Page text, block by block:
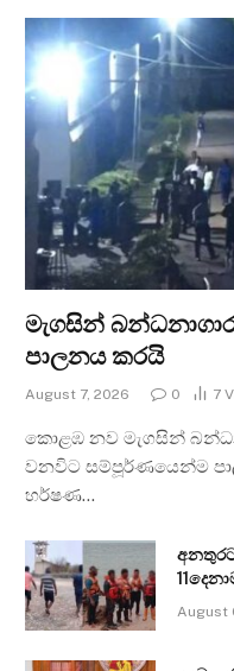
මැගසින්
පාලනය කරයි
August 7, 2026 0 7
කොළඹ නව මැගසින්
වනවිට සම්පූර්ණයෙන්ම
හර්ෂණ…
August